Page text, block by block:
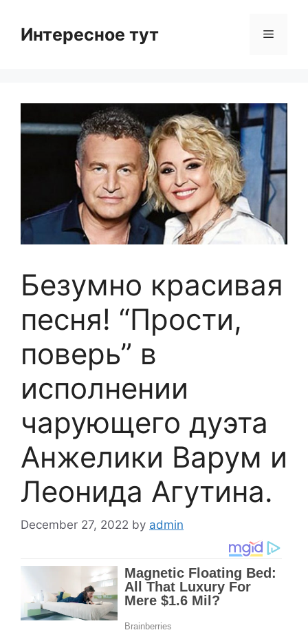
contentИнтересное тут Menu
Безумно красивая
песня! “Прости,
поверь” в
исполнении
чарующего дуэта
Анжелики Варум и
Леонида Агутина.
December 27, 2022 by admin